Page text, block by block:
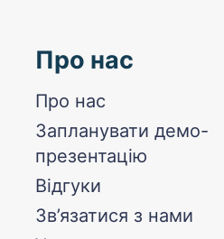
Про нас
Про нас
Запланувати демо-
презентацію
Відгуки
Зв’язатися з нами